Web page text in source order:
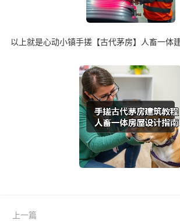
以上就是心动小镇手搓【古代茅房】人畜一体
上一篇